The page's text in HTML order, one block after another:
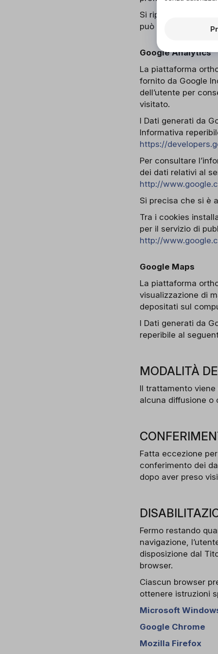
Si riportano nel
può ricevere
Google Analytics
La piattaforma
fornito da Google
dell’utente per
visitato.
I Dati generati da
Informativa
https://
Per consultare
dei dati relativi al
http://
Si precisa che si è
Tra i cookies
per il servizio di
http://
Google Maps
La piattaforma
visualizzazione di
depositati sul
I Dati generati da
reperibile al
MODALITÀ
Il trattamento
alcuna diffusione o
Fatta eccezione
conferimento dei
dopo aver preso
Fermo restando
navigazione,
disposizione dal
browser.
Ciascun browser
ottenere istruzioni
Microsoft
Google Chrome
Mozilla Firefox